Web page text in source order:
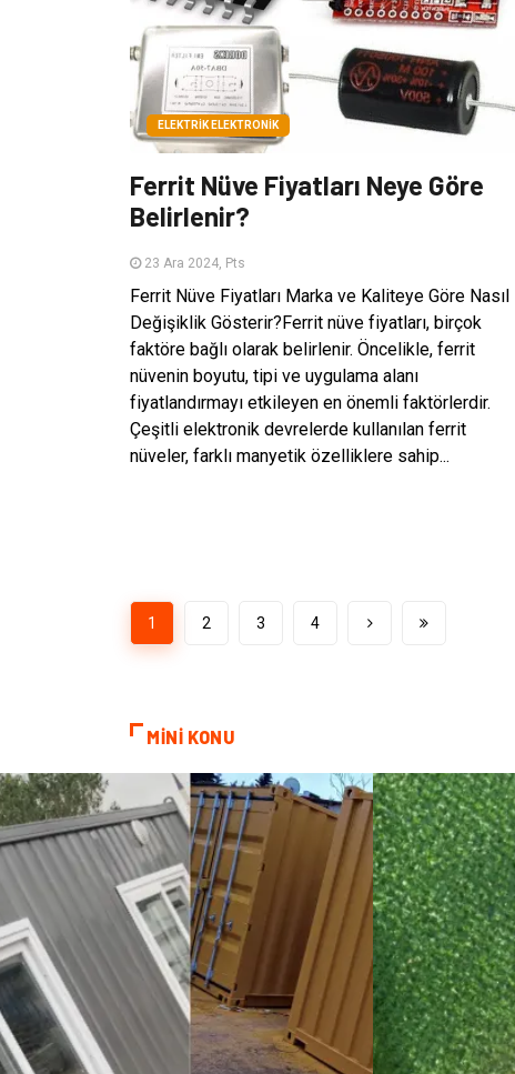
ELEKTRIK ELEKTRONIK
Ferrit Nüve Fiyatları Neye Göre
Belirlenir?
23 Ara 2024, Pts
Ferrit Nüve Fiyatları Marka ve Kaliteye Göre Nasıl
Değişiklik Gösterir?Ferrit nüve fiyatları, birçok
faktöre bağlı olarak belirlenir. Öncelikle, ferrit
nüvenin boyutu, tipi ve uygulama alanı
fiyatlandırmayı etkileyen en önemli faktörlerdir.
Çeşitli elektronik devrelerde kullanılan ferrit
nüveler, farklı manyetik özelliklere sahip...
1 2 3 4
MİNİ KONU